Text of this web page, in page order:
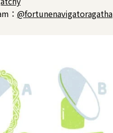
： @fortunenavigatoragatha